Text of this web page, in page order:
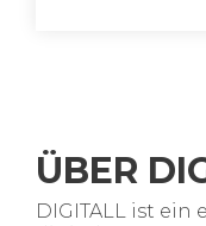
ÜBER
DIGITALL ist